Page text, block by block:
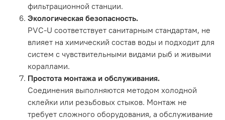
фильтрационной станции.
Экологическая безопасность.
PVC-U соответствует санитарным стандартам, не
влияет на химический состав воды и подходит для
систем с чувствительными видами рыб и живыми
кораллами.
Простота монтажа и обслуживания.
Соединения выполняются методом холодной
склейки или резьбовых стыков. Монтаж не
требует сложного оборудования, а обслуживание